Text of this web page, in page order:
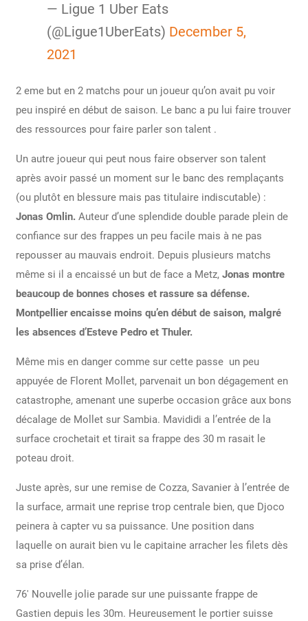
— Ligue 1 Uber Eats
(@Ligue1UberEats) December 5,
2021
2 eme but en 2 matchs pour un joueur qu’on avait pu voir
peu inspiré en début de saison. Le banc a pu lui faire trouver
des ressources pour faire parler son talent .
Un autre joueur qui peut nous faire observer son talent
après avoir passé un moment sur le banc des remplaçants
(ou plutôt en blessure mais pas titulaire indiscutable) :
Jonas Omlin. Auteur d’une splendide double parade plein de
confiance sur des frappes un peu facile mais à ne pas
repousser au mauvais endroit. Depuis plusieurs matchs
même si il a encaissé un but de face a Metz, Jonas montre
beaucoup de bonnes choses et rassure sa défense.
Montpellier encaisse moins qu’en début de saison, malgré
les absences d’Esteve Pedro et Thuler.
Même mis en danger comme sur cette passe un peu
appuyée de Florent Mollet, parvenait un bon dégagement en
catastrophe, amenant une superbe occasion grâce aux bons
décalage de Mollet sur Sambia. Mavididi a l’entrée de la
surface crochetait et tirait sa frappe des 30 m rasait le
poteau droit.
Juste après, sur une remise de Cozza, Savanier à l’entrée de
la surface, armait une reprise trop centrale bien, que Djoco
peinera à capter vu sa puissance. Une position dans
laquelle on aurait bien vu le capitaine arracher les filets dès
sa prise d’élan.
76′ Nouvelle jolie parade sur une puissante frappe de
Gastien depuis les 30m. Heureusement le portier suisse